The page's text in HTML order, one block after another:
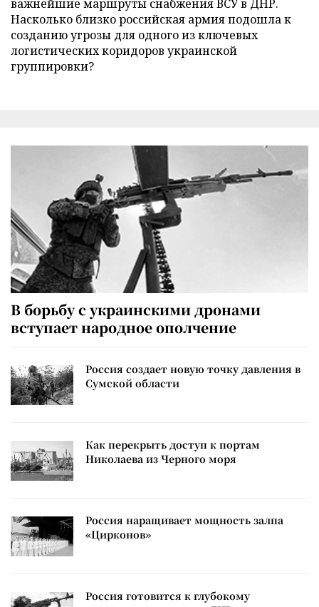
важнейшие маршруты снабжения ВСУ в ДНР.
Насколько близко российская армия подошла к
созданию угрозы для одного из ключевых
логистических коридоров украинской
группировки?
В борьбу с украинскими дронами
вступает народное ополчение
Россия создает новую точку давления в
Сумской области
Как перекрыть доступ к портам
Николаева из Черного моря
Россия наращивает мощность залпа
«Цирконов»
Россия готовится к глубокому